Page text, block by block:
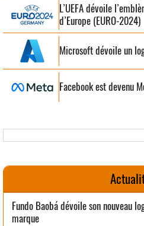
L’UEFA dévoile
d’Europe (EURO-2024)
Microsoft dévoile un
Facebook est devenu
Fundo Baobá dévoile son nouveau
marque